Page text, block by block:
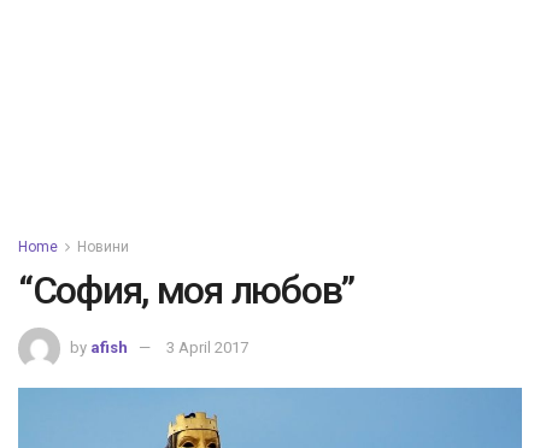
Home Новини
“София, моя любов”
by afish 3 April 2017